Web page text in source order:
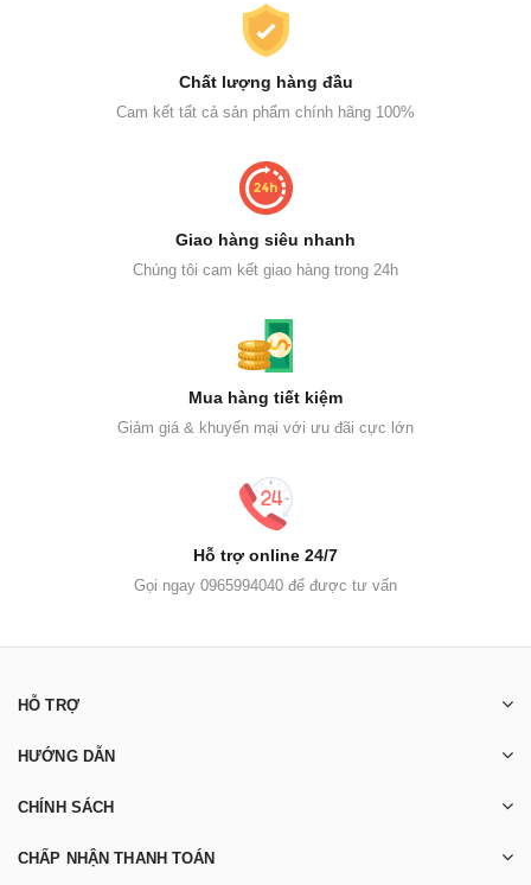
Chất lượng hàng đầu
Cam kết tất cả sản phẩm chính hãng 100%
Giao hàng siêu nhanh
Chúng tôi cam kết giao hàng trong 24h
Mua hàng tiết kiệm
Giảm giá & khuyến mại với ưu đãi cực lớn
Hỗ trợ online 24/7
Gọi ngay 0965994040 để được tư vấn
HỖ TRỢ
HƯỚNG DẪN
CHÍNH SÁCH
CHẤP NHẬN THANH TOÁN